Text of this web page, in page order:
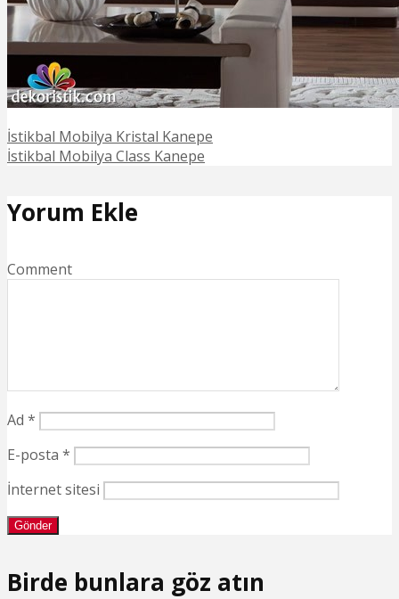
İstikbal Mobilya Kristal Kanepe
İstikbal Mobilya Class Kanepe
Yorum Ekle
Comment
Ad *
E-posta *
İnternet sitesi
Birde bunlara göz atın